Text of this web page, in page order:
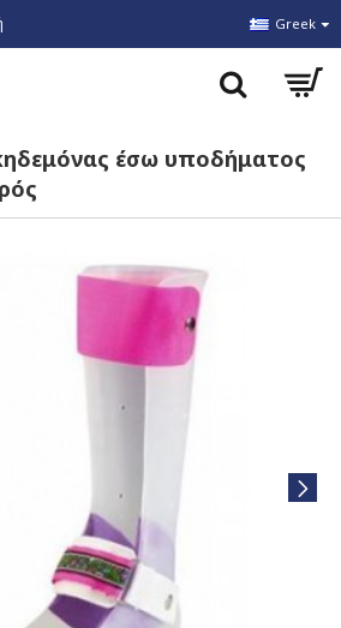
Greek
έσω υποδήματος